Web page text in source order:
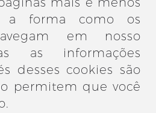
a forma como os
em nosso
as informações
desses cookies são
permitem que você